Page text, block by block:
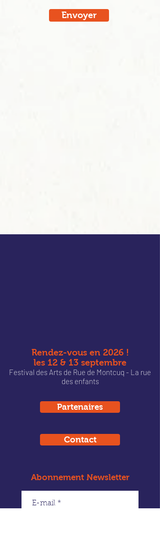
Envoyer
Rendez-vous en 2026 !
les 12 & 13 septembre
Festival des Arts de Rue de Montcuq - La rue
des enfants
Partenaires
Contact
Abonnement Newsletter